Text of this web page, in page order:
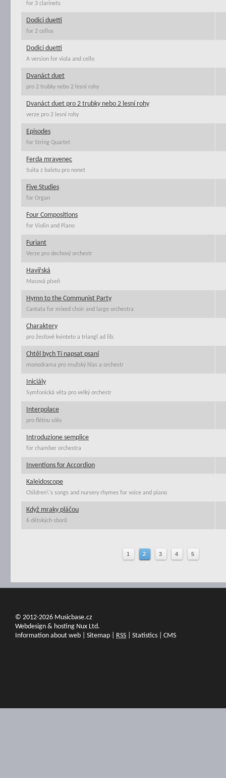
for 3 clarinets
Dodici duetti
for 2 cellos
Dodici duetti
A version for viola and cello
Dvanáct duet
pro 2 trubky nebo 2 lesní rohy
Dvanáct duet pro 2 trubky nebo 2 lesní rohy
verze pro 2 lesní rohy
Episodes
for String Quartet
Ferda mravenec
Suita z baletu pro nonet
Five Studies
for Organ
Four Compositions
for Violin and Piano
Furiant
Verze pro dechový orchestr
Havířská
Masová píseň
Hymn to the Communist Party
Cantata for mixed choir and large orchestra
Charaktery
pro žesťové kvinteto a triangl ad lib.
Chtěl bych Ti napsat psaní
monodrama pro mužský hlas a orchestr
Iniciály
Symfonická věta pro velký orchestr
Interpolace
pro flétnu sólo
Introduzione semplice
for chamber orchestra
Inventions for Accordion
Kaleidoscope
Children\'s songs and nursery rhymes for voice and piano
Když mraky pláčou
6 dětských sborů
1 2 3 4 5
© 2012-2026 Musicbase.cz
Webdesign & hosting Nux Ltd.
Information about web
Sitemap RSS Statistics CMS